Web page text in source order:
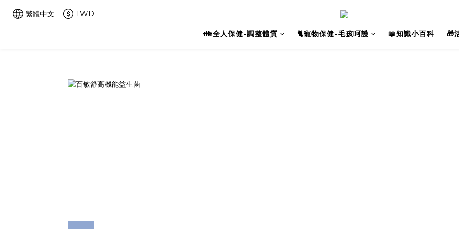
繁體中文 TWD
👪全人保健-調整體質 🐈寵物保健-毛孩呵護 📖知識小百科 🎁